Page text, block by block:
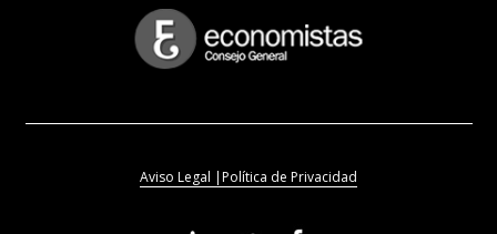
Aviso Legal |Política de Privacidad